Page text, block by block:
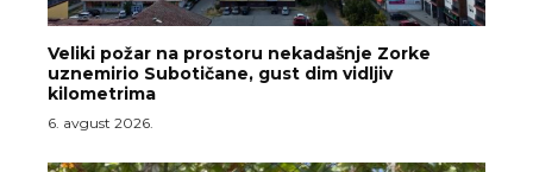
Veliki požar na prostoru nekadašnje Zorke
uznemirio Subotičane, gust dim vidljiv
kilometrima
6. avgust 2026.